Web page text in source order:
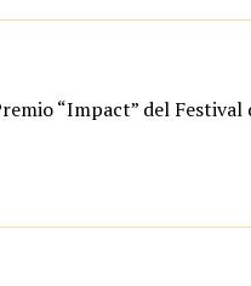
“Impact” del Festival